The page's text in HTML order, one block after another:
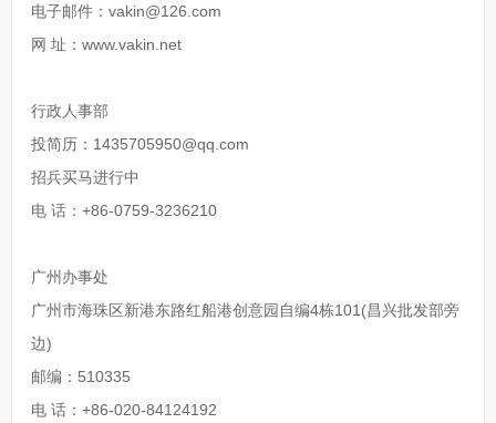
电子邮件：vakin@126.com
网 址：www.vakin.net
行政人事部
投简历：1435705950@qq.com
招兵买马进行中
电 话：+86-0759-3236210
广州办事处
广州市海珠区新港东路红船港创意园自编4栋101(昌兴批发部旁
边)
邮编：510335
电 话：+86-020-84124192